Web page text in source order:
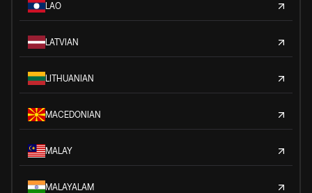
LAO
LATVIAN
LITHUANIAN
MACEDONIAN
MALAY
MALAYALAM